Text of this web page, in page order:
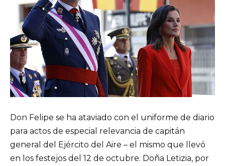
Don Felipe se ha ataviado con el uniforme de diario
para actos de especial relevancia de capitán
general del Ejército del Aire – el mismo que llevó
en los festejos del 12 de octubre. Doña Letizia, por